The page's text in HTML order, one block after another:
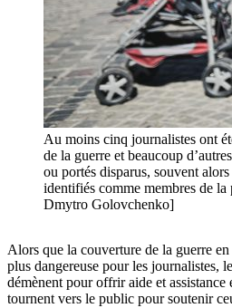
Au moins cinq journalistes ont
de la guerre et beaucoup
ou portés disparus, souvent alors
identifiés comme membres de la
Dmytro Golovchenko]
Alors que la couverture de la guerre
plus dangereuse pour les journalistes,
démènent pour offrir aide et assistance
tournent vers le public pour soutenir